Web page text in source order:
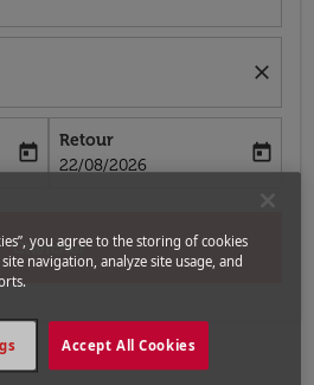
close
aria-label
today
Retour
fc-booking-return-date-aria-label
22/08/2026
today
Chercher
you agree to the storing of cookies
navigation, analyze site usage, and
Accept All Cookies